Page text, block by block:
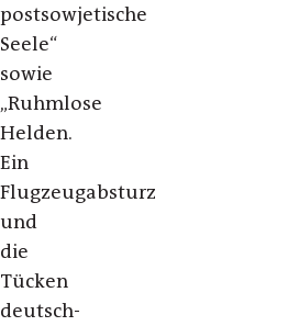
postsowjetische
Seele“
sowie
„Ruhmlose
Helden.
Ein
Flugzeugabsturz
und
die
Tücken
deutsch-